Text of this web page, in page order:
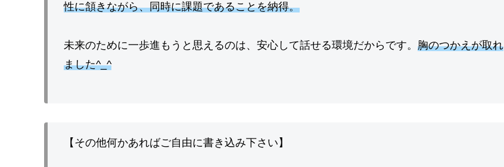
性に頷きながら、同時に課題であることを納得。
未来のために一歩進もうと思えるのは、安心して話せる環境だからです。 胸のつかえが取れ
ました^_^
【その他何かあればご自由に書き込み下さい】